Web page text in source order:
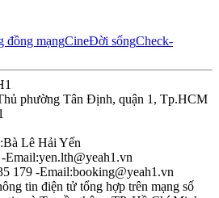
đồng mạngCineĐời sốngCheck-
phường Tân Định, quận 1, Tp.HCM
Bà Lê Hải Yến
Email:yen.lth@yeah1.vn
179 -Email:booking@yeah1.vn
tin điện tử tổng hợp trên mạng số